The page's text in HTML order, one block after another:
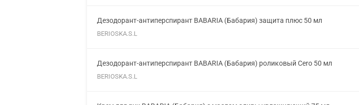
Дезодорант-антиперспирант BABARIA (Бабария) защита плюс 50 мл
BERIOSKA.S.L
Дезодорант-антиперспирант BABARIA (Бабария) роликовый Cero 50 мл
BERIOSKA.S.L